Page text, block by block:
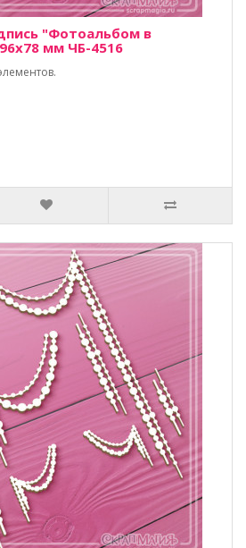
"Фотоальбом в
мм ЧБ-4516